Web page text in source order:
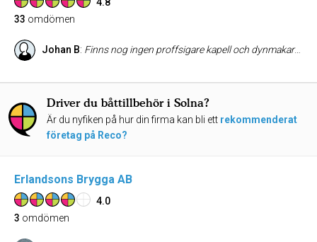
33 omdömen
Johan B: Finns nog ingen proffsigare kapell och dynmakare i Sverige, dessutom mycket snabba!
Driver du båttillbehör i Solna?
Är du nyfiken på hur din firma kan bli ett rekommenderat
företag på Reco?
Erlandsons Brygga AB
4.0
3 omdömen